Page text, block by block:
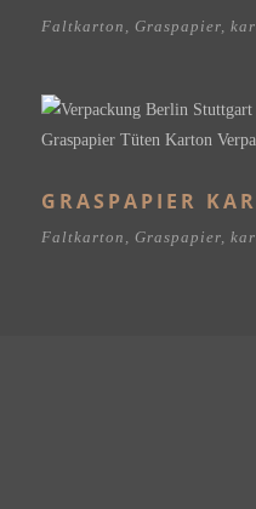
Faltkarton , Graspapier,
GRASPAPIER
Faltkarton , Graspapier,